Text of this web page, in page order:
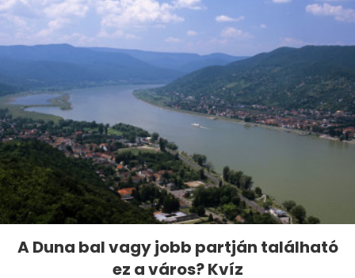
A Duna bal vagy jobb partján található
ez a város? Kvíz